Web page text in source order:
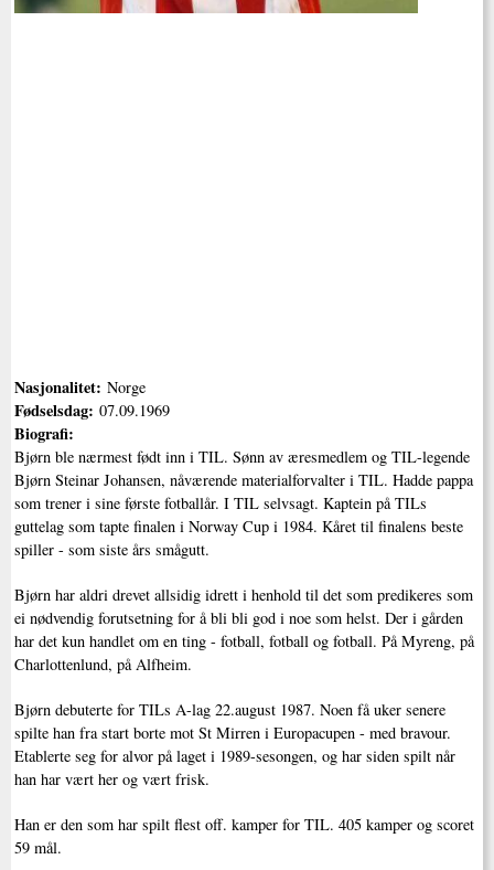
Nasjonalitet: Norge
Fødselsdag: 07.09.1969
Biografi:
Bjørn ble nærmest født inn i TIL. Sønn av æresmedlem og TIL-legende
Bjørn Steinar Johansen, nåværende materialforvalter i TIL. Hadde pappa
som trener i sine første fotballår. I TIL selvsagt. Kaptein på TILs
guttelag som tapte finalen i Norway Cup i 1984. Kåret til finalens beste
spiller - som siste års smågutt.
Bjørn har aldri drevet allsidig idrett i henhold til det som predikeres som
ei nødvendig forutsetning for å bli bli god i noe som helst. Der i gården
har det kun handlet om en ting - fotball, fotball og fotball. På Myreng, på
Charlottenlund, på Alfheim.
Bjørn debuterte for TILs A-lag 22.august 1987. Noen få uker senere
spilte han fra start borte mot St Mirren i Europacupen - med bravour.
Etablerte seg for alvor på laget i 1989-sesongen, og har siden spilt når
han har vært her og vært frisk.
Han er den som har spilt flest off. kamper for TIL. 405 kamper og scoret
59 mål.